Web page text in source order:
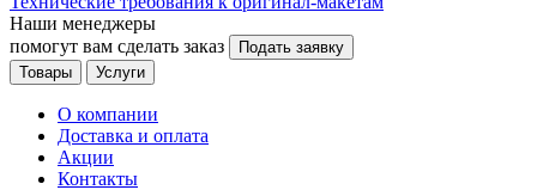
Наши менеджеры
помогут вам сделать заказ
Подать заявку
Товары
Услуги
О компании
Доставка и оплата
Акции
Контакты